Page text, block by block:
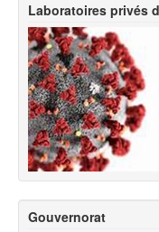
Laboratoires privés
Gouvernorat